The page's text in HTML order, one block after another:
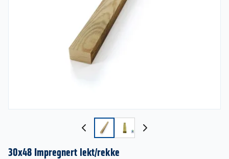
30x48 Impregnert lekt/rekke